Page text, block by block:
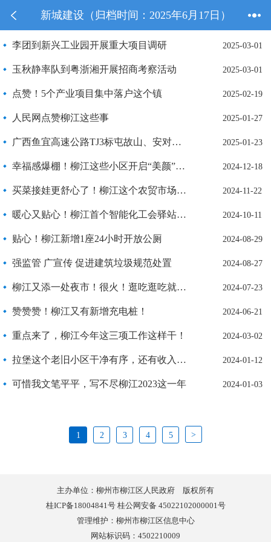
新城建设（归档时间：2025年6月17日）
2025-03-01
李团到新兴工业园开展重大项目调研
2025-03-01
玉秋静率队到粤浙湘开展招商考察活动
2025-02-19
点赞！5个产业项目集中落户这个镇
2025-01-27
人民网点赞柳江这些事
2025-01-23
广西鱼宜高速公路TJ3标屯故山、安对山隧道顺利贯通
2024-12-18
幸福感爆棚！柳江这些小区开启“美颜”模式！
2024-11-22
买菜接娃更舒心了！柳江这个农贸市场新增停车位
2024-10-11
暖心又贴心！柳江首个智能化工会驿站揭牌“亮相”
2024-08-29
贴心！柳江新增1座24小时开放公厕
2024-08-27
强监管 广宣传 促进建筑垃圾规范处置
2024-07-23
柳江又添一处夜市！很火！逛吃逛吃就在……
2024-06-21
赞赞赞！柳江又有新增充电桩！
2024-03-02
重点来了，柳江今年这三项工作这样干！
2024-01-12
拉堡这个老旧小区干净有序，还有收入了，居民幸福感飙升！
2024-01-03
可惜我文笔平平，写不尽柳江2023这一年
1 2 3 4 5 >
主办单位：柳州市柳江区人民政府 版权所有
桂ICP备18004841号 桂公网安备 45022102000001号
管理维护：柳州市柳江区信息中心
网站标识码：4502210009